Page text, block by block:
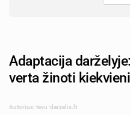
Adaptacija
verta žinoti
Autorius: tevu-darzelis.lt